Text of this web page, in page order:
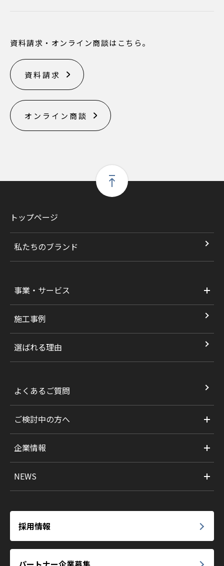
資料請求・オンライン商談はこちら。
資料請求
オンライン商談
トップページ
私たちのブランド
事業・サービス
施工事例
選ばれる理由
よくあるご質問
ご検討中の方へ
企業情報
NEWS
採用情報